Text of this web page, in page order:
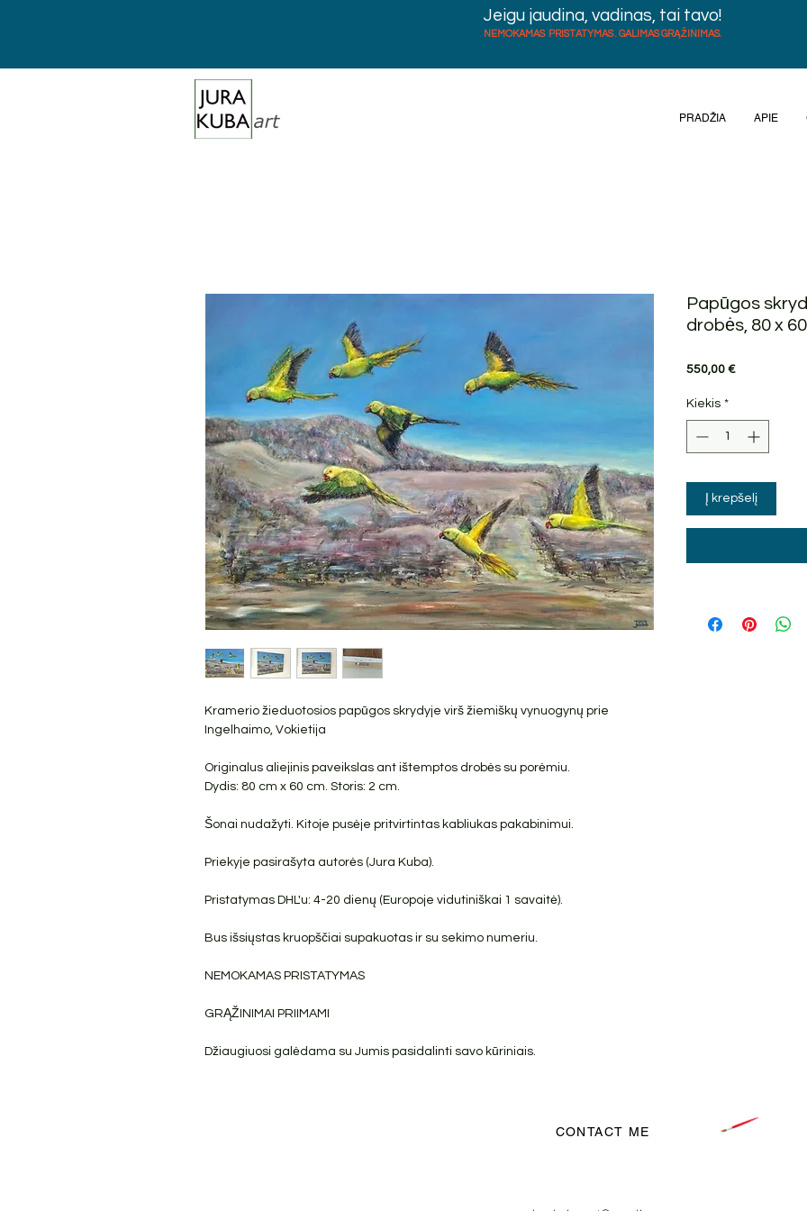
Jeigu jaudina, vadinas, tai tavo!
NEMOKAMAS PRISTATYMAS . GALIMAS GRĄŽINIMAS.
PRADŽIA APIE
Kramerio žieduotosios papūgos skrydyje virš žiemiškų vynuogynų prie
Ingelhaimo, Vokietija
Originalus aliejinis paveikslas ant ištemptos drobės su porėmiu.
Dydis: 80 cm x 60 cm. Storis: 2 cm.
Šonai nudažyti. Kitoje pusėje pritvirtintas kabliukas pakabinimui.
Priekyje pasirašyta autorės (Jura Kuba).
Pristatymas DHL'u: 4-20 dienų (Europoje vidutiniškai 1 savaitė).
Bus išsiųstas kruopščiai supakuotas ir su sekimo numeriu.
NEMOKAMAS PRISTATYMAS
GRĄŽINIMAI PRIIMAMI
Džiaugiuosi galėdama su Jumis pasidalinti savo kūriniais.
Papūgos
drobės, 80 x
550,00 €Price
Kiekis *
Į krepšelį
CONTACT ME